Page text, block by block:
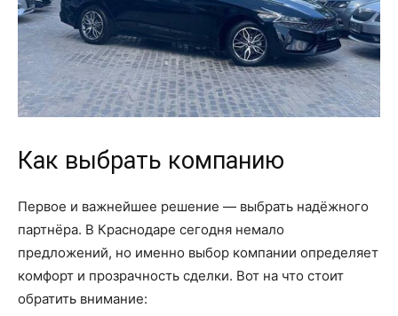
Как выбрать компанию
Первое и важнейшее решение — выбрать надёжного
партнёра. В Краснодаре сегодня немало
предложений, но именно выбор компании определяет
комфорт и прозрачность сделки. Вот на что стоит
обратить внимание: